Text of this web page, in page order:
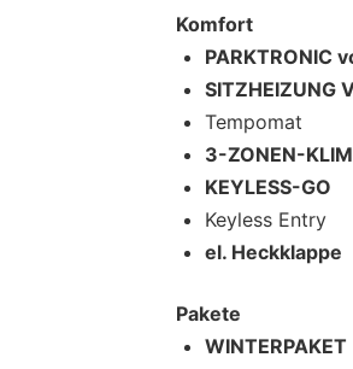
Komfort
PARKTRONIC
SITZHEIZUNG
Tempomat
3-ZONEN-
KEYLESS-GO
Keyless Entry
el. Heckklappe
Pakete
WINTERPAKET